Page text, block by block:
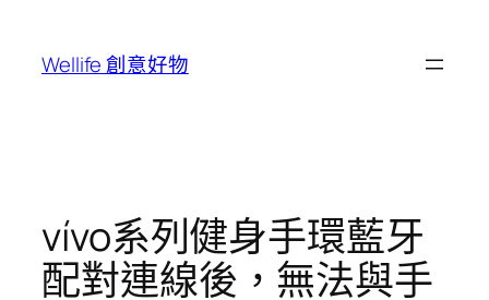
Wellife 創意好物
vívo系列健身手環藍牙
配對連線後，無法與手